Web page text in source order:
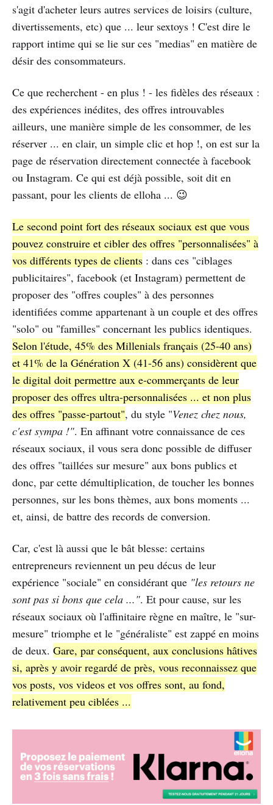
s'agit d'acheter leurs autres services de loisirs (culture,
divertissements, etc) que ... leur sextoys ! C'est dire le
rapport intime qui se lie sur ces "medias" en matière de
désir des consommateurs.
Ce que recherchent - en plus ! - les fidèles des réseaux :
des expériences inédites, des offres introuvables
ailleurs, une manière simple de les consommer, de les
réserver ... en clair, un simple clic et hop !, on est sur la
page de réservation directement connectée à facebook
ou Instagram. Ce qui est déjà possible, soit dit en
passant, pour les clients de elloha ... 😉
Le second point fort des réseaux sociaux est que vous
pouvez construire et cibler des offres "personnalisées" à
vos différents types de clients : dans ces "ciblages
publicitaires", facebook (et Instagram) permettent de
proposer des "offres couples" à des personnes
identifiées comme appartenant à un couple et des offres
"solo" ou "familles" concernant les publics identiques.
Selon l'étude, 45% des Millenials français (25-40 ans)
et 41% de la Génération X (41-56 ans) considèrent que
le digital doit permettre aux e-commerçants de leur
proposer des offres ultra-personnalisées ... et non plus
des offres "passe-partout", du style "Venez chez nous,
c'est sympa !". En affinant votre connaissance de ces
réseaux sociaux, il vous sera donc possible de diffuser
des offres "taillées sur mesure" aux bons publics et
donc, par cette démultiplication, de toucher les bonnes
personnes, sur les bons thèmes, aux bons moments ...
et, ainsi, de battre des records de conversion.
Car, c'est là aussi que le bât blesse: certains
entrepreneurs reviennent un peu décus de leur
expérience "sociale" en considérant que "les retours ne
sont pas si bons que cela ...". Et pour cause, sur les
réseaux sociaux où l'affinitaire règne en maître, le "sur-
mesure" triomphe et le "généraliste" est zappé en moins
de deux. Gare, par conséquent, aux conclusions hâtives
si, après y avoir regardé de près, vous reconnaissez que
vos posts, vos videos et vos offres sont, au fond,
relativement peu ciblées ...